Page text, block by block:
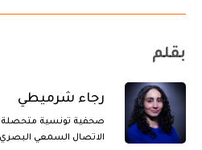
بقلم
رجاء شرميطي
صحفية تونسية متحصلة
الاتصال السمعي